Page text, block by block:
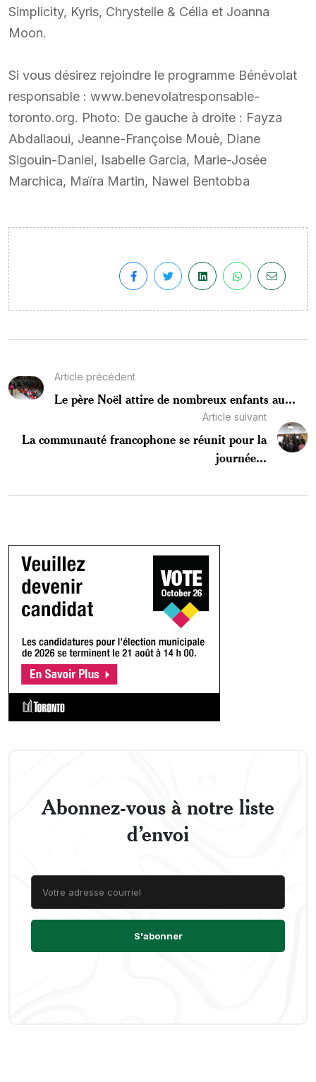
Simplicity, Kyris, Chrystelle & Célia et Joanna
Moon.
Si vous désirez rejoindre le programme Bénévolat
responsable : www.benevolatresponsable-
toronto.org. Photo: De gauche à droite : Fayza
Abdallaoui, Jeanne-Françoise Mouè, Diane
Sigouin-Daniel, Isabelle Garcia, Marie-Josée
Marchica, Maïra Martin, Nawel Bentobba
Article précédent
Le père Noël attire de nombreux enfants au...
Article suivant
La communauté francophone se réunit pour la
journée...
Abonnez-vous à notre liste
d’envoi